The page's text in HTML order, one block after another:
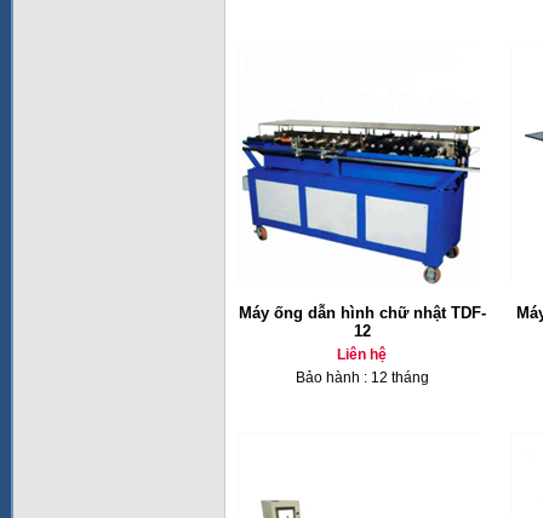
Máy ống dẫn hình chữ nhật TDF-
12
Liên hệ
Bảo hành : 12 tháng